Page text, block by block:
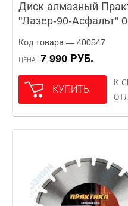
Диск алмазный
"Лазер-90-Асфальт"
Код товара — 400547
ЦЕНА 7 990 РУБ.
КУПИТЬ
К